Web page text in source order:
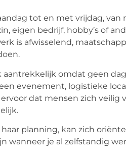
tot en met vrijdag,
eigen bedrijf, hobby’s of
is afwisselend,
omdat geen
evenement, logistieke
dat mensen zich
planning, kan zich
wanneer je al zelfstandig